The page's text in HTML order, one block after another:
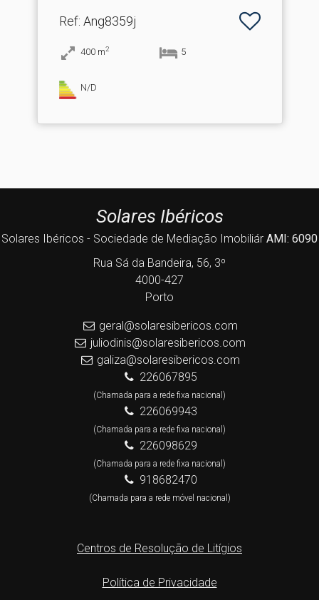
Ref: Ang8359j
400 m2 5
N/D
Solares Ibéricos
Solares Ibéricos - Sociedade de Mediação Imobiliár AMI: 6090
Rua Sá da Bandeira, 56, 3º
4000-427
Porto
geral@solaresibericos.com
juliodinis@solaresibericos.com
galiza@solaresibericos.com
226067895
(Chamada para a rede fixa nacional)
226069943
(Chamada para a rede fixa nacional)
226098629
(Chamada para a rede fixa nacional)
918682470
(Chamada para a rede móvel nacional)
Centros de Resolução de Litígios
Política de Privacidade